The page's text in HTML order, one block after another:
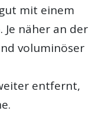
mit einem
näher an der
voluminöser
entfernt,